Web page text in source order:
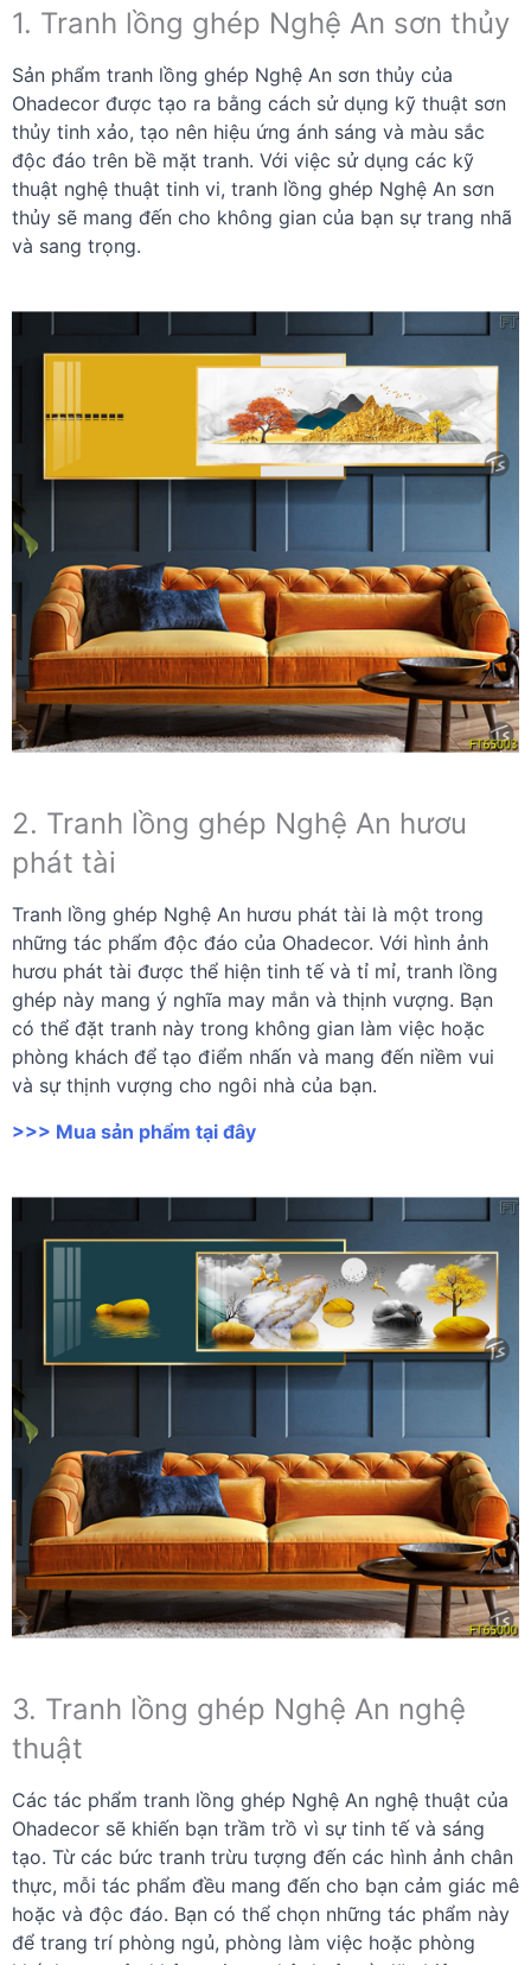
1. Tranh lồng ghép Nghệ An sơn thủy
Sản phẩm tranh lồng ghép Nghệ An sơn thủy của
Ohadecor được tạo ra bằng cách sử dụng kỹ thuật sơn
thủy tinh xảo, tạo nên hiệu ứng ánh sáng và màu sắc
độc đáo trên bề mặt tranh. Với việc sử dụng các kỹ
thuật nghệ thuật tinh vi, tranh lồng ghép Nghệ An sơn
thủy sẽ mang đến cho không gian của bạn sự trang nhã
và sang trọng.
2. Tranh lồng ghép Nghệ An hươu
phát tài
Tranh lồng ghép Nghệ An hươu phát tài là một trong
những tác phẩm độc đáo của Ohadecor. Với hình ảnh
hươu phát tài được thể hiện tinh tế và tỉ mỉ, tranh lồng
ghép này mang ý nghĩa may mắn và thịnh vượng. Bạn
có thể đặt tranh này trong không gian làm việc hoặc
phòng khách để tạo điểm nhấn và mang đến niềm vui
và sự thịnh vượng cho ngôi nhà của bạn.
>>> Mua sản phẩm tại đây
3. Tranh lồng ghép Nghệ An nghệ
thuật
Các tác phẩm tranh lồng ghép Nghệ An nghệ thuật của
Ohadecor sẽ khiến bạn trầm trồ vì sự tinh tế và sáng
tạo. Từ các bức tranh trừu tượng đến các hình ảnh chân
thực, mỗi tác phẩm đều mang đến cho bạn cảm giác mê
hoặc và độc đáo. Bạn có thể chọn những tác phẩm này
để trang trí phòng ngủ, phòng làm việc hoặc phòng